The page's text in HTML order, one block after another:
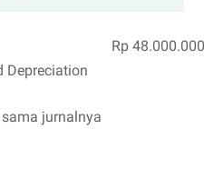
Rp 48.000.000
Depreciation
jurnalnya